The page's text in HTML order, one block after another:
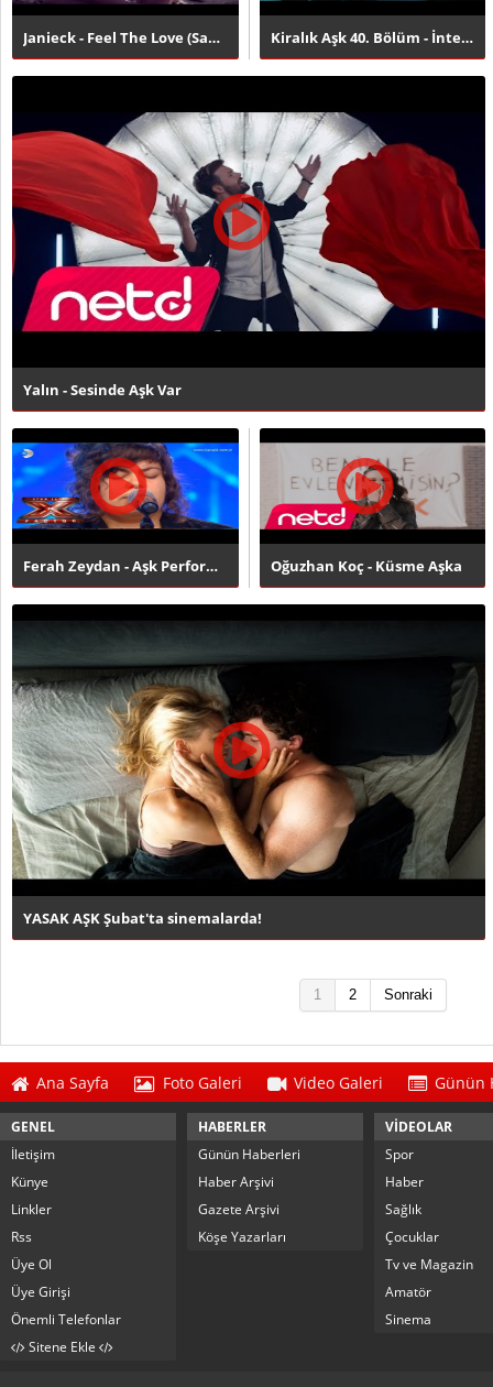
Janieck - Feel The Love (Sam Feldt Edit) [Official Music Vid.. Kiralık Aşk 40. Bölüm - İnternete Özel Final Sahnesi
Yalın - Sesinde Aşk Var
Ferah Zeydan - Aşk Performansı - X Factor Star Işığı Oğuzhan Koç - Küsme Aşka
YASAK AŞK Şubat'ta sinemalarda!
1 2 Sonraki
Ana Sayfa Foto Galeri Video Galeri Günün
GENEL
İletişim
Künye
Linkler
Rss
Üye Ol
Üye Girişi
Önemli Telefonlar
Sitene Ekle
HABERLER
Günün Haberleri
Haber Arşivi
Gazete Arşivi
Köşe Yazarları
VİDEOLAR
Spor
Haber
Sağlık
Çocuklar
Tv ve Magazin
Amatör
Sinema